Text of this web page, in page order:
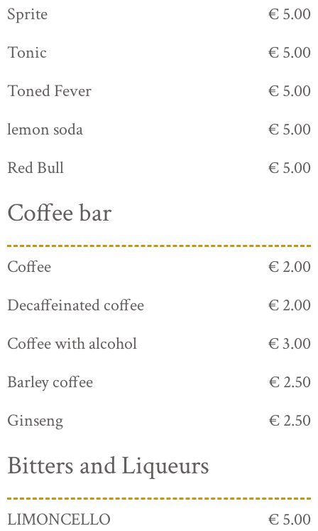
Sprite
€ 5.00
Tonic
€ 5.00
Toned Fever
€ 5.00
lemon soda
€ 5.00
Red Bull
€ 5.00
Coffee bar
Coffee
€ 2.00
Decaffeinated coffee
€ 2.00
Coffee with alcohol
€ 3.00
Barley coffee
€ 2.50
Ginseng
€ 2.50
Bitters and Liqueurs
LIMONCELLO € 5.00